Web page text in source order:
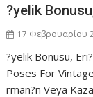
?yelik
17 Φεβρουαρίου
?yelik Bonusu,
Poses For
rman?n Veya